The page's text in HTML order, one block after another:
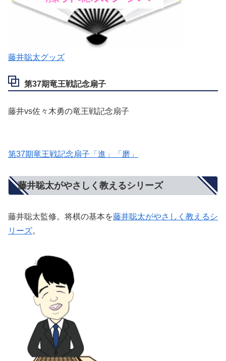
藤井聡太グッズ
第37期竜王戦記念扇子
藤井vs佐々木勇の竜王戦記念扇子
第37期竜王戦記念扇子「進」「磨」
藤井聡太がやさしく教えるシリーズ
藤井聡太監修。将棋の基本を藤井聡太がやさしく教えるシ
リーズ。